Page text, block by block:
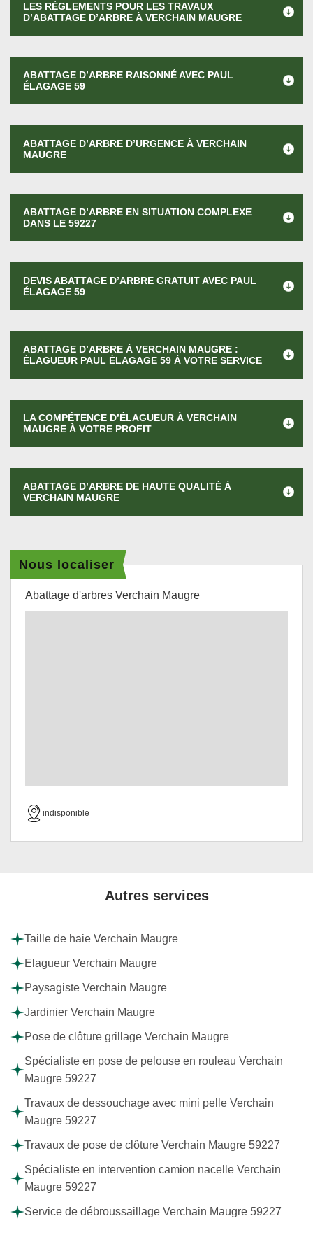
LES RÈGLEMENTS POUR LES TRAVAUX
D’ABATTAGE D’ARBRE À VERCHAIN MAUGRE
ABATTAGE D’ARBRE RAISONNÉ AVEC PAUL
ÉLAGAGE 59
ABATTAGE D’ARBRE D’URGENCE À VERCHAIN
MAUGRE
ABATTAGE D’ARBRE EN SITUATION COMPLEXE
DANS LE 59227
DEVIS ABATTAGE D’ARBRE GRATUIT AVEC PAUL
ÉLAGAGE 59
ABATTAGE D’ARBRE À VERCHAIN MAUGRE :
ÉLAGUEUR PAUL ÉLAGAGE 59 À VOTRE SERVICE
LA COMPÉTENCE D’ÉLAGUEUR À VERCHAIN
MAUGRE À VOTRE PROFIT
ABATTAGE D’ARBRE DE HAUTE QUALITÉ À
VERCHAIN MAUGRE
Nous localiser
Abattage d'arbres Verchain Maugre
indisponible
Autres services
Taille de haie Verchain Maugre
Elagueur Verchain Maugre
Paysagiste Verchain Maugre
Jardinier Verchain Maugre
Pose de clôture grillage Verchain Maugre
Spécialiste en pose de pelouse en rouleau Verchain
Maugre 59227
Travaux de dessouchage avec mini pelle Verchain
Maugre 59227
Travaux de pose de clôture Verchain Maugre 59227
Spécialiste en intervention camion nacelle Verchain
Maugre 59227
Service de débroussaillage Verchain Maugre 59227